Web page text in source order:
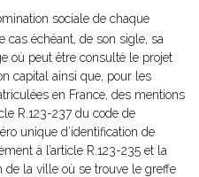
sociale de chaque
cas échéant, de son sigle, sa
où peut être consulté le projet
capital ainsi que, pour les
en France, des mentions
R.123-237 du code de
unique d’identification de
à l’article R.123-235 et la
de la ville où se trouve le greffe